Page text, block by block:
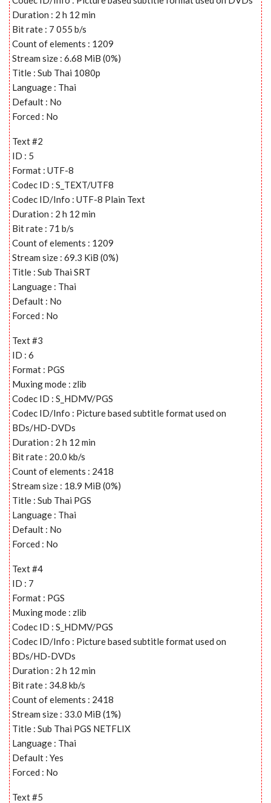
Duration : 2 h 12 min
Bit rate : 7 055 b/s
Count of elements : 1209
Stream size : 6.68 MiB (0%)
Title : Sub Thai 1080p
Language : Thai
Default : No
Forced : No
Text #2
ID : 5
Format : UTF-8
Codec ID : S_TEXT/UTF8
Codec ID/Info : UTF-8 Plain Text
Duration : 2 h 12 min
Bit rate : 71 b/s
Count of elements : 1209
Stream size : 69.3 KiB (0%)
Title : Sub Thai SRT
Language : Thai
Default : No
Forced : No
Text #3
ID : 6
Format : PGS
Muxing mode : zlib
Codec ID : S_HDMV/PGS
Codec ID/Info : Picture based subtitle format used on
BDs/HD-DVDs
Duration : 2 h 12 min
Bit rate : 20.0 kb/s
Count of elements : 2418
Stream size : 18.9 MiB (0%)
Title : Sub Thai PGS
Language : Thai
Default : No
Forced : No
Text #4
ID : 7
Format : PGS
Muxing mode : zlib
Codec ID : S_HDMV/PGS
Codec ID/Info : Picture based subtitle format used on
BDs/HD-DVDs
Duration : 2 h 12 min
Bit rate : 34.8 kb/s
Count of elements : 2418
Stream size : 33.0 MiB (1%)
Title : Sub Thai PGS NETFLIX
Language : Thai
Default : Yes
Forced : No
Text #5